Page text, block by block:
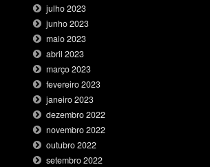
julho 2023
junho 2023
maio 2023
abril 2023
março 2023
fevereiro 2023
janeiro 2023
dezembro 2022
novembro 2022
outubro 2022
setembro 2022